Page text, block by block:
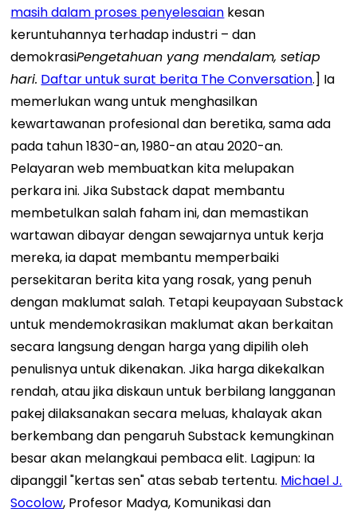
masih dalam proses penyelesaian kesan
keruntuhannya terhadap industri – dan
demokrasiPengetahuan yang mendalam, setiap
hari. Daftar untuk surat berita The Conversation.] Ia
memerlukan wang untuk menghasilkan
kewartawanan profesional dan beretika, sama ada
pada tahun 1830-an, 1980-an atau 2020-an.
Pelayaran web membuatkan kita melupakan
perkara ini. Jika Substack dapat membantu
membetulkan salah faham ini, dan memastikan
wartawan dibayar dengan sewajarnya untuk kerja
mereka, ia dapat membantu memperbaiki
persekitaran berita kita yang rosak, yang penuh
dengan maklumat salah. Tetapi keupayaan Substack
untuk mendemokrasikan maklumat akan berkaitan
secara langsung dengan harga yang dipilih oleh
penulisnya untuk dikenakan. Jika harga dikekalkan
rendah, atau jika diskaun untuk berbilang langganan
pakej dilaksanakan secara meluas, khalayak akan
berkembang dan pengaruh Substack kemungkinan
besar akan melangkaui pembaca elit. Lagipun: Ia
dipanggil "kertas sen" atas sebab tertentu. Michael J.
Socolow, Profesor Madya, Komunikasi dan